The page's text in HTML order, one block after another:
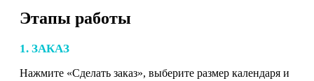
Этапы работы
1. ЗАКАЗ
Нажмите «Сделать заказ», выберите размер календаря и